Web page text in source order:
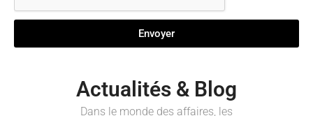
Envoyer
Actualités & Blog
Dans le monde des affaires, les